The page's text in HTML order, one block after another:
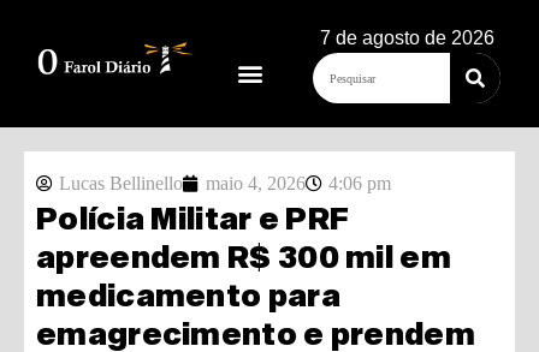
7 de agosto de 2026
Lucas Bellinello maio 4, 2026 4:06 pm
Polícia Militar e PRF
apreendem R$ 300 mil em
medicamento para
emagrecimento e prendem